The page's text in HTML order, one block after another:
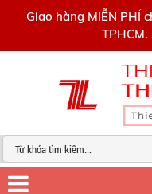
Giao hàng MIỄN PHÍ
0909445903